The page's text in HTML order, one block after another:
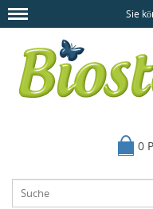
Sie
0